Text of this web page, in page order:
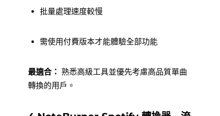
批量處理速度較慢
需使用付費版本才能體驗全部功能
最適合： 熟悉高級工具並優先考慮高品質單曲
轉換的用戶。